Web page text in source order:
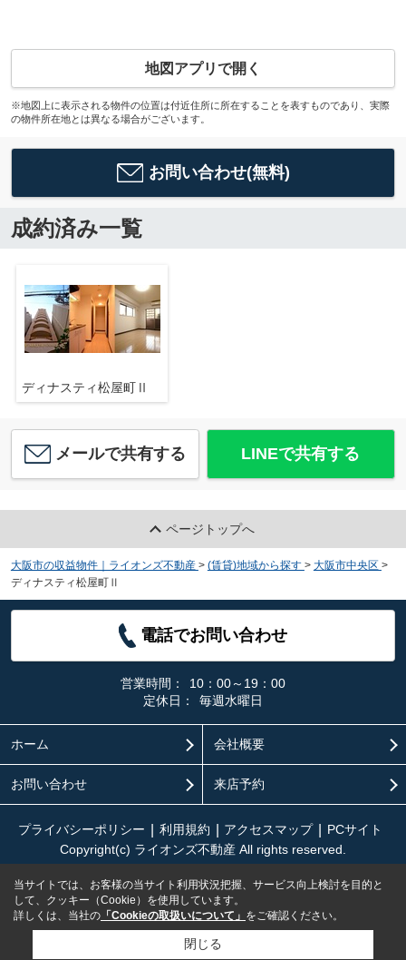
地図アプリで開く
※地図上に表示される物件の位置は付近住所に所在することを表すものであり、実際
の物件所在地とは異なる場合がございます。
お問い合わせ(無料)
成約済み一覧
ディナスティ松屋町Ⅱ
メールで共有する LINEで共有する
ページトップへ
大阪市の収益物件｜ライオンズ不動産 > (賃貸)地域から探す > 大阪市中央区 >
ディナスティ松屋町Ⅱ
電話でお問い合わせ
営業時間：
10：00～19：00
定休日：
毎週水曜日
ホーム 会社概要
お問い合わせ 来店予約
プライバシーポリシー 利用規約 アクセスマップ
PCサイト
Copyright(c) ライオンズ不動産 All rights reserved.
当サイトでは、お客様の当サイト利用状況把握、サービス向上検討を目的と
して、クッキー（Cookie）を使用しています。
詳しくは、当社の 「Cookieの取扱いについて」 をご確認ください。
閉じる